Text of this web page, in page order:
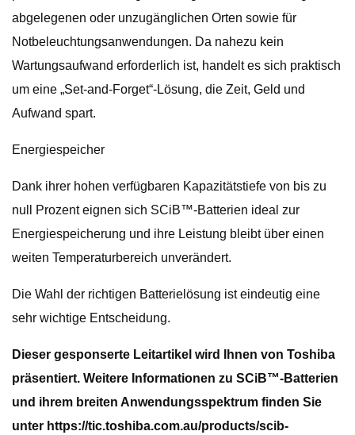
abgelegenen oder unzugänglichen Orten sowie für
Notbeleuchtungsanwendungen. Da nahezu kein
Wartungsaufwand erforderlich ist, handelt es sich praktisch
um eine „Set-and-Forget“-Lösung, die Zeit, Geld und
Aufwand spart.
Energiespeicher
Dank ihrer hohen verfügbaren Kapazitätstiefe von bis zu
null Prozent eignen sich SCiB™-Batterien ideal zur
Energiespeicherung und ihre Leistung bleibt über einen
weiten Temperaturbereich unverändert.
Die Wahl der richtigen Batterielösung ist eindeutig eine
sehr wichtige Entscheidung.
Dieser gesponserte Leitartikel wird Ihnen von Toshiba
präsentiert. Weitere Informationen zu SCiB™-Batterien
und ihrem breiten Anwendungsspektrum finden Sie
unter https://tic.toshiba.com.au/products/scib-